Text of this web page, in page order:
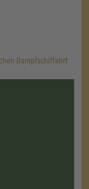
Dampfschiffahrt